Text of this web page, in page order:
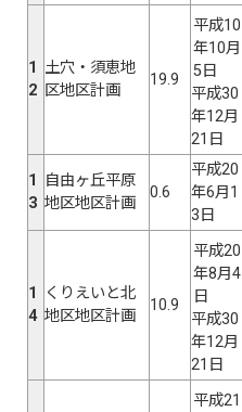
1
2
土穴・須恵地
区地区計画
19.9
平成10
年10月
5日
平成30
年12月
21日
1
3
自由ヶ丘平原
地区地区計画
0.6
平成20
年6月1
3日
1
4
くりえいと北
地区地区計画
10.9
平成20
年8月4
日
平成30
年12月
21日
平成21